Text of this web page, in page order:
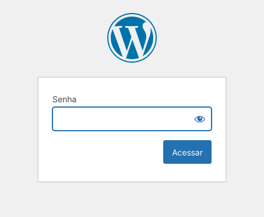
Senha